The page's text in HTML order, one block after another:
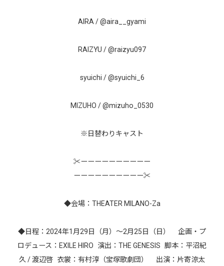
AIRA /@aira__gyami
RAIZYU /@raizyu097
syuichi /@syuichi_6
MIZUHO /@mizuho_0530
※日替わりキャスト
✂︎ーーーーーーーーーー
ーーーーーーーーーー✂︎
◆会場：THEATER MILANO-Za
◆日程：2024年1月29日（月）～2月25日（日） 企画・プ
ロデュース：EXILE HIRO 演出：THE GENESIS 脚本：平沼紀
久 / 渡辺啓 衣裳：有村淳（宝塚歌劇団） 出演：片寄涼太